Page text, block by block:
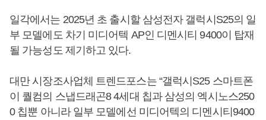
일각에서는 2025년 초 출시할 삼성전자 갤럭시S25의 일
부 모델에도 차기 미디어텍 AP인 디멘시티 9400이 탑재
될 가능성도 제기하고 있다.
대만 시장조사업체 트렌드포스는 “갤럭시S25 스마트폰
이 퀄컴의 스냅드래곤8 4세대 칩과 삼성의 엑시노스250
0 칩뿐 아니라 일부 모델에선 미디어텍의 디멘시티9400